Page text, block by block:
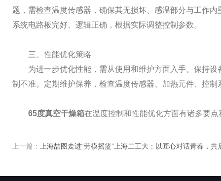
题，需检查温度传感器，确保其无损坏、感温部分与工作
系统电路板完好、逻辑正确，根据实际调整控制参数。
三、性能优化策略
为进一步优化性能，需从使用和维护方面入手。保持设
制不准。定期维护保养，检查温度传感器、加热元件、控
65度真空干燥箱在温度控制和性能优化方面有诸多要
上一篇： 上海喆图走进“劳模摇篮”上海二工大：以匠心对话青春，共